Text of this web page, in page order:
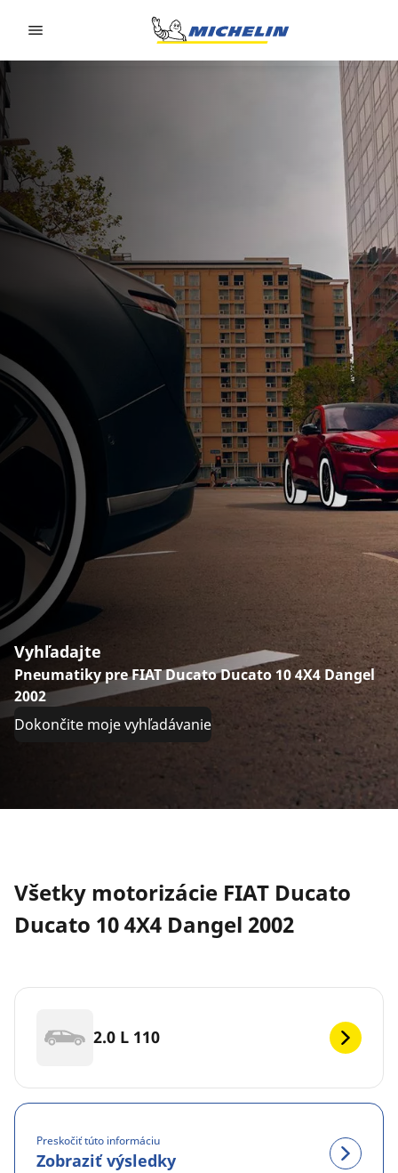
Vyhľadajte
Pneumatiky pre FIAT Ducato Ducato 10 4X4 Dangel
2002
Dokončite moje vyhľadávanie
Všetky motorizácie FIAT Ducato
Ducato 10 4X4 Dangel 2002
2.0 L 110
Preskočiť túto informáciu
Zobraziť výsledky